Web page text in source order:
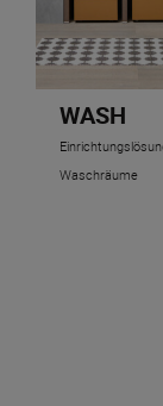
WASH
Waschräume